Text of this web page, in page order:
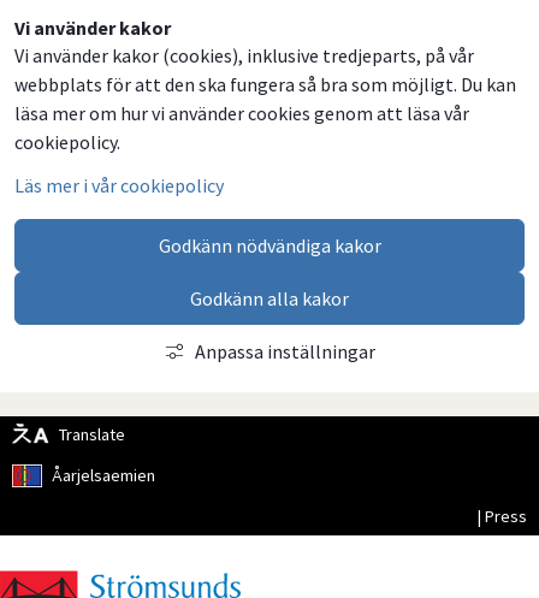
Vi använder kakor
Vi använder kakor (cookies), inklusive tredjeparts, på vår
webbplats för att den ska fungera så bra som möjligt. Du kan
läsa mer om hur vi använder cookies genom att läsa vår
cookiepolicy.
Läs mer i vår cookiepolicy
Godkänn nödvändiga kakor
Godkänn alla kakor
Anpassa inställningar
Translate
Åarjelsaemien
| Press
Dela
på
Facebook
Dela
på
Twitter
Dela
på
LinkedIn
Dela
via
email